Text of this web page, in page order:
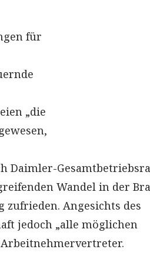
für
„die
Daimler-
Wandel in der
Angesichts des
jedoch „alle möglichen